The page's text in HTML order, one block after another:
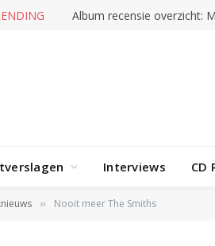
Album recensie overzicht:
Interviews CD
» Nooit meer The Smiths